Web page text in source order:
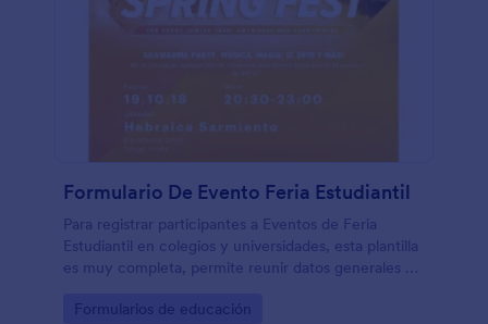
Formulario De Evento Feria Estudiantil
Para registrar participantes a Eventos de Feria
Estudiantil en colegios y universidades, esta plantilla
es muy completa, permite reunir datos generales de
participación, tipo de comida solicitada, etc.
Go to Category:
Formularios de educación